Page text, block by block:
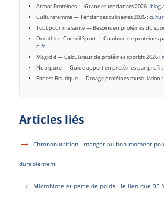
Armor Protéines — Grandes tendances 2026 :
Culturefemme — Tendances culinaires 2026 :
Tout pour ma santé — Besoins en protéines du
Decathlon Conseil Sport — Combien de protéines
n.fr
MagicFit — Calculateur de protéines sportifs 2026 :
Nutripure — Guide apport en protéines par profil :
Fitness Boutique — Dosage protéines musculation :
Articles liés
Chrononutrition : manger au bon moment
durablement
Microbiote et perte de poids : le lien que 95